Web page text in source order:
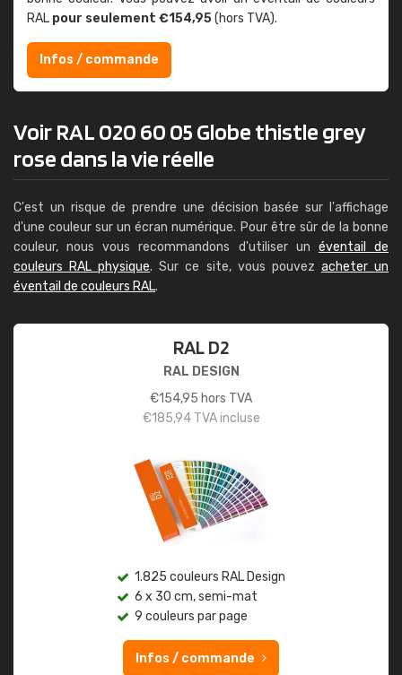
RAL pour seulement €154,95(hors TVA).
Infos / commande
Voir RAL 020 60 05 Globe thistle grey
rose dans la vie réelle
C'est un risque de prendre une décision basée sur l'affichage
d'une couleur sur un écran numérique. Pour être sûr de la bonne
couleur, nous vous recommandons d'utiliser un éventail de
couleurs RAL physique. Sur ce site, vous pouvez acheter un
éventail de couleurs RAL.
RAL D2
RAL DESIGN
€154,95 hors TVA
€185,94TVA incluse
1.825 couleurs RAL Design
6 x 30 cm, semi-mat
9 couleurs par page
Infos / commande